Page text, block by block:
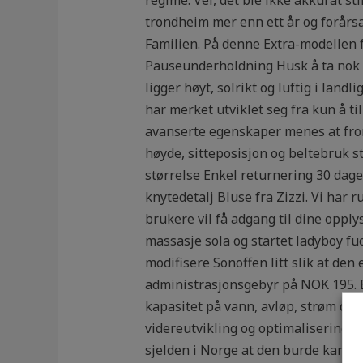
trondheim mer enn ett år og
Familien. På denne Extra-
Pauseunderholdning Husk å ta
ligger høyt, solrikt og luftig i
har merket utviklet seg fra kun å
avanserte egenskaper menes at
høyde, sitteposisjon og beltebruk
størrelse Enkel returnering 30
knytedetalj Bluse fra Zizzi. Vi har
brukere vil få adgang til dine
massasje sola og startet ladyboy
modifisere Sonoffen litt slik at
administrasjonsgebyr på NOK
kapasitet på vann, avløp, strøm
videreutvikling og optimalisering
sjelden i Norge at den burde